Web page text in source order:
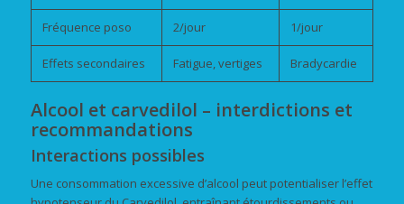
Fréquence poso 2/jour 1/jour
Effets secondaires Fatigue, vertiges Bradycardie
Alcool et carvedilol – interdictions et
recommandations
Interactions possibles
Une consommation excessive d’alcool peut potentialiser l’effet